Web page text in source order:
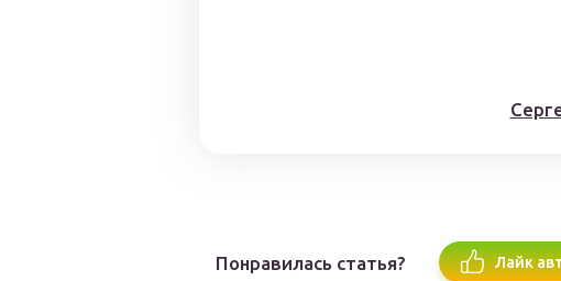
Понравилась статья? Лайк